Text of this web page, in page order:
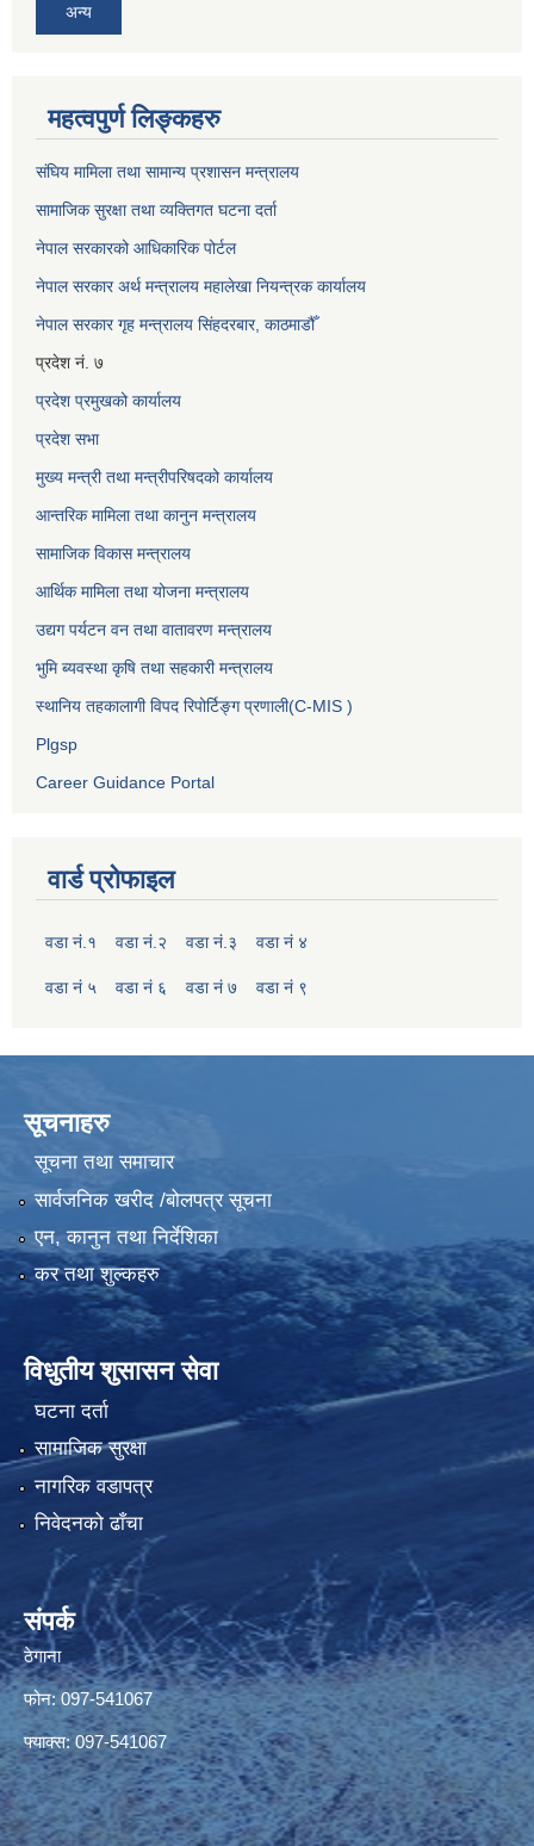
अन्य
महत्वपुर्ण लिङ्कहरु
संघिय मामिला तथा सामान्य प्रशासन मन्त्रालय
सामाजिक सुरक्षा तथा व्यक्तिगत घटना दर्ता
नेपाल सरकारको आधिकारिक पोर्टल
नेपाल सरकार अर्थ मन्त्रालय महालेखा नियन्त्रक कार्यालय
नेपाल सरकार गृह मन्त्रालय सिंहदरबार, काठमाडौँ
प्रदेश नं. ७
प्रदेश प्रमुखको कार्यालय
प्रदेश सभा
मुख्य मन्त्री तथा मन्त्रीपरिषदको कार्यालय
आन्तरिक मामिला तथा कानुन मन्त्रालय
सामाजिक विकास मन्त्रालय
आर्थिक मामिला तथा योजना मन्त्रालय
उद्यग पर्यटन वन तथा वातावरण मन्त्रालय
भुमि ब्यवस्था कृषि तथा सहकारी मन्त्रालय
स्थानिय तहकालागी विपद रिपोर्टिङ्ग प्रणाली(C-MIS )
Plgsp
Career Guidance Portal
वार्ड प्रोफाइल
वडा नं.१ वडा नं.२ वडा नं.३ वडा नं ४
वडा नं ५ वडा नं ६ वडा नं ७ वडा नं ९
सूचनाहरु
सूचना तथा समाचार
सार्वजनिक खरीद /बोलपत्र सूचना
एन, कानुन तथा निर्देशिका
कर तथा शुल्कहरु
विधुतीय शुसासन सेवा
घटना दर्ता
सामाजिक सुरक्षा
नागरिक वडापत्र
निवेदनको ढाँचा
संपर्क
ठेगाना
फोन: 097-541067
फ्याक्स: 097-541067